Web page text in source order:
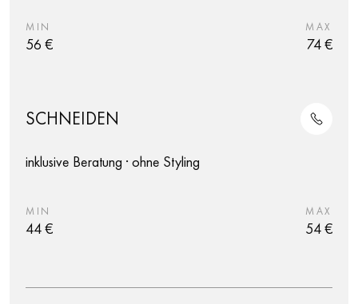
MIN
56 €
MAX
74 €
SCHNEIDEN
inklusive Beratung · ohne Styling
MIN
44 €
MAX
54 €